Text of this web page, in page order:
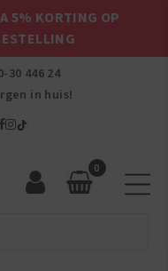
5% KORTING OP
30 446 24
in huis!
0